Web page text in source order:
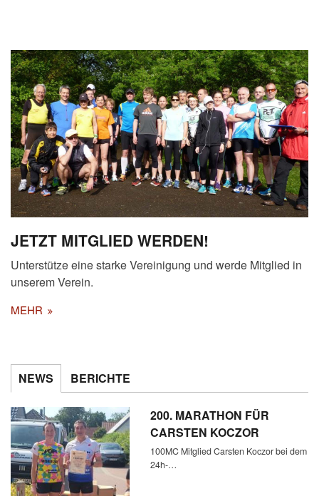
JETZT MITGLIED WERDEN!
Unterstütze eine starke Vereinigung und werde Mitglied in
unserem Verein.
MEHR
NEWS BERICHTE
200. MARATHON FÜR
CARSTEN KOCZOR
100MC Mitglied Carsten Koczor bei dem
24h-…